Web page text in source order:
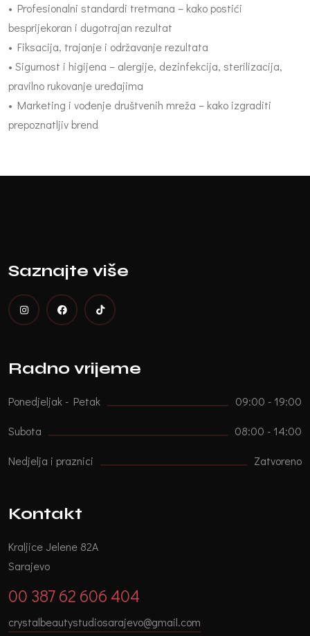
• Profesionalni standardi tretmana – kako postići
besprijekoran i dugotrajan rezultat
• Fiksacija, trajanje i održavanje rezultata
• Sigurnost i higijena – alergije, dezinfekcija, sterilizacija,
pravilno rukovanje uređajima
• Marketing i vođenje društvenih mreža – kako izgraditi
prepoznatljiv brend
Saznajte više
Radno vrijeme
Ponedjeljak - Petak 09:00 - 19:00
Subota 08:00 - 14:00
Nedjelja i praznici Zatvoreno
Kontakt
Kraljice Jelene 82A
Sarajevo
00 387 62 606 404
crystalbeautystudiosarajevo@gmail.com